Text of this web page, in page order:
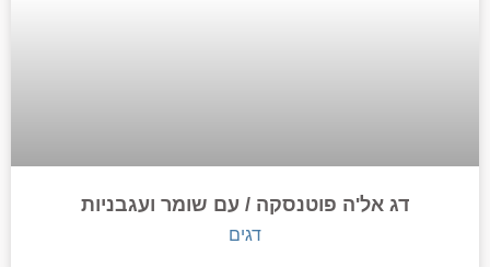
דג אל'ה פוטנסקה / עם שומר ועגבניות
דגים